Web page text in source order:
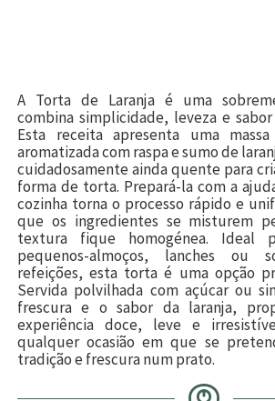
A Torta de Laranja é uma
combina simplicidade, leveza e
Esta receita apresenta uma
aromatizada com raspa e sumo de
cuidadosamente ainda quente para
forma de torta. Prepará-la com a
cozinha torna o processo rápido e
que os ingredientes se misturem
textura fique homogénea. Ideal
pequenos-almoços, lanches ou
refeições, esta torta é uma opção
Servida polvilhada com açúcar ou
frescura e o sabor da laranja,
experiência doce, leve e
qualquer ocasião em que se
tradição e frescura num prato.